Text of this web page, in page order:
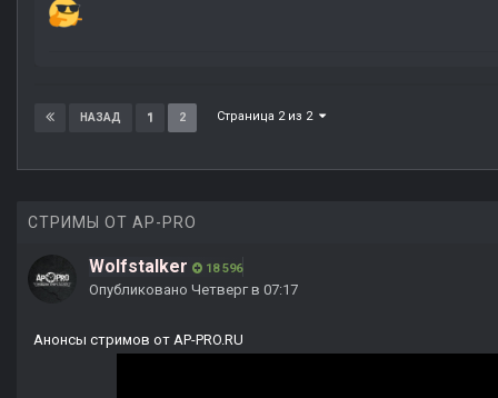
НАЗАД 1 2 Страница 2 из 2
СТРИМЫ ОТ AP-PRO
Wolfstalker 18 596
Опубликовано Четверг в 07:17
Анонсы стримов от AP-PRO.RU